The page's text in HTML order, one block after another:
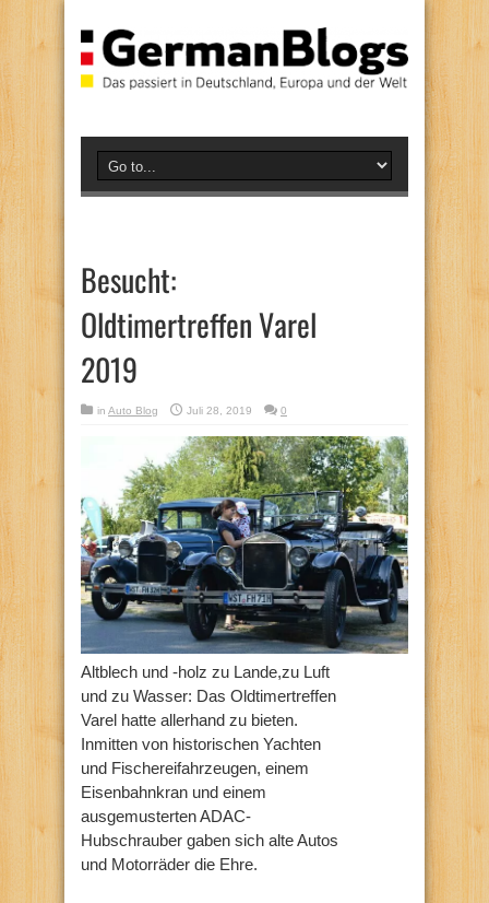
Besucht:
Oldtimertreffen Varel
2019
in Auto Blog Juli 28, 2019 0
Altblech und -holz zu Lande,zu Luft
und zu Wasser: Das Oldtimertreffen
Varel hatte allerhand zu bieten.
Inmitten von historischen Yachten
und Fischereifahrzeugen, einem
Eisenbahnkran und einem
ausgemusterten ADAC-
Hubschrauber gaben sich alte Autos
und Motorräder die Ehre.